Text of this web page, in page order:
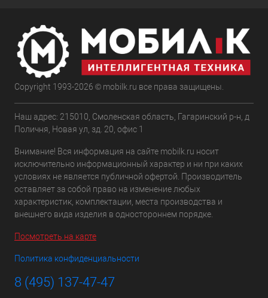
Copyright 1993-2026 © mobilk.ru все права защищены.
Наш адрес: 215010, Смоленская область, Гагаринский р-н, д
Поличня, Новая ул, зд. 20, офис 1
Внимание! Вся информация на сайте mobilk.ru носит
исключительно информационный характер и ни при каких
условиях не является публичной офертой. Производитель
оставляет за собой право на изменение любых
характеристик, комплектации, места производства и
внешнего вида изделия в одностороннем порядке.
Посмотреть на карте
Политика конфиденциальности
8 (495) 137-47-47